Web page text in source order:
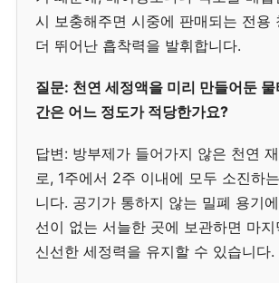
시 보충해주면 시중에 판매되는 전용
더 뛰어난 흡착력을 발휘합니다.
질문: 천연 세정액을 미리 만들어둔
간은 어느 정도가 적당한가요?
답변: 방부제가 들어가지 않은 천연
로, 1주에서 2주 이내에 모두 소진하
니다. 공기가 통하지 않는 밀폐 용기
선이 없는 서늘한 곳에 보관하면 마
신선한 세정력을 유지할 수 있습니다.